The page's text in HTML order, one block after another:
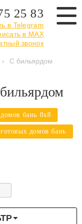
25 83
в Telegram
в MAX
звонок
› С бильярдом
бань 8х8
домов бань